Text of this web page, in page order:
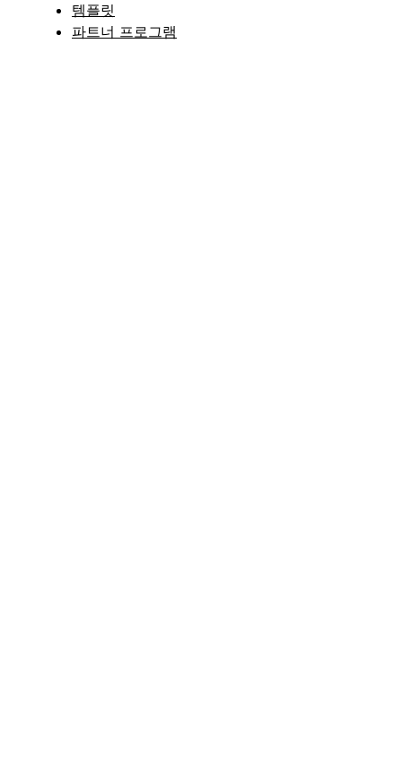
템플릿
파트너 프로그램